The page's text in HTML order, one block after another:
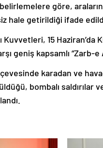
göre,
hale getirildiği ifade
Kuvvetleri, 15 Haziran’da
geniş kapsamlı “Zarb-e
karadan ve
bombalı saldırılar